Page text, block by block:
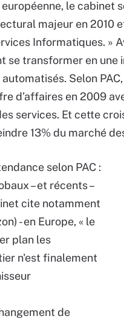
le cabinet
majeur en 2010
Informatiques. »
transformer en une
Selon
d’affaires en 2009
services. Et cette
13% du marché
selon PAC :
– et récents –
cite notamment
- en Europe, « le
plan les
n'est finalement
de